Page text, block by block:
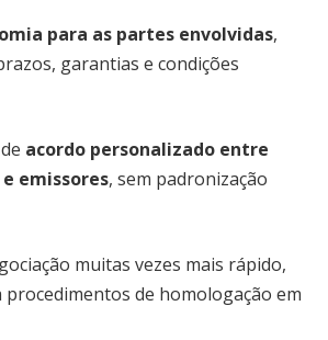
para as partes envolvidas,
garantias e condições
acordo personalizado entre
emissores, sem padronização
muitas vezes mais rápido,
procedimentos de homologação em